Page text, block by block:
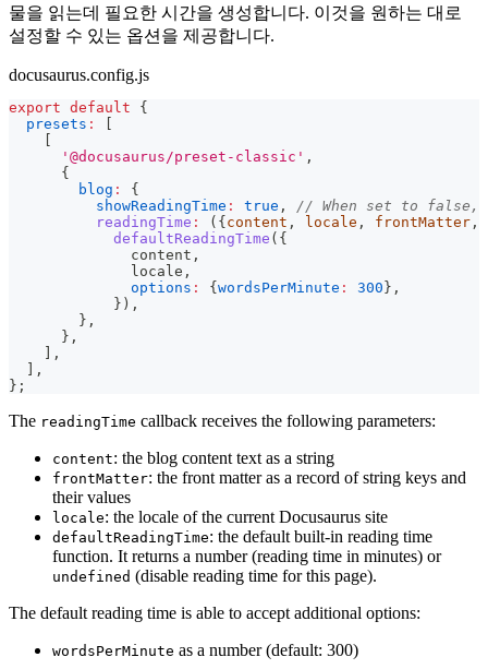
물을 읽는데 필요한 시간을 생성합니다. 이것을 원하는 대로
설정할 수 있는 옵션을 제공합니다.
docusaurus.config.js
export default
{
presets :
'@docusaurus/preset-classic' ,
{
blog :
{
showReadingTime : true ,
// When set to false,
readingTime : ( { content , locale , frontMatter ,
defaultReadingTime ( {
              content
,
              locale
,
options : { wordsPerMinute : 300 } ,
} ) ,
} ,
} ,
,
,
} ;
The readingTime callback receives the following parameters:
content: the blog content text as a string
frontMatter: the front matter as a record of string keys and
their values
locale: the locale of the current Docusaurus site
defaultReadingTime: the default built-in reading time
function. It returns a number (reading time in minutes) or
undefined (disable reading time for this page).
The default reading time is able to accept additional options:
wordsPerMinute as a number (default: 300)